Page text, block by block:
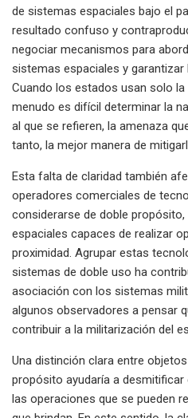
de sistemas espaciales bajo el
resultado confuso y
negociar mecanismos para
sistemas espaciales y garantizar
Cuando los estados usan solo la
menudo es difícil determinar la
al que se refieren, la amenaza
tanto, la mejor manera de
Esta falta de claridad también
operadores comerciales de
considerarse de doble propósito,
espaciales capaces de realizar
proximidad. Agrupar estas
sistemas de doble uso ha
asociación con los sistemas
algunos observadores a pensar
contribuir a la militarización del
Una distinción clara entre
propósito ayudaría a
las operaciones que se pueden